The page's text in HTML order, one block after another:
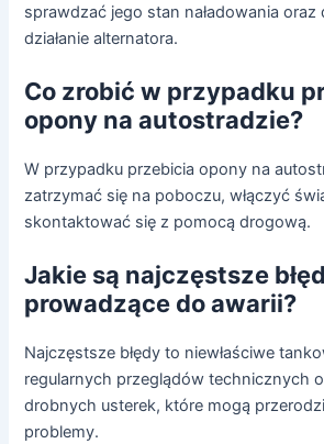
sprawdzać jego stan naładowania oraz
działanie alternatora.
Co zrobić w przypadku
opony na autostradzie?
W przypadku przebicia opony na
zatrzymać się na poboczu, włączyć
skontaktować się z pomocą drogową.
Jakie są najczęstsze
prowadzące do awarii?
Najczęstsze błędy to niewłaściwe
regularnych przeglądów technicznych
drobnych usterek, które mogą
problemy.